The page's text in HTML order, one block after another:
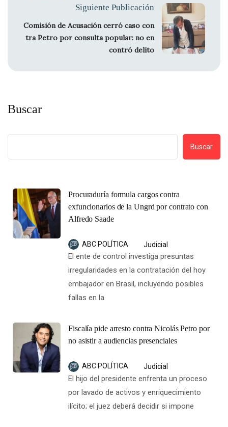
Siguiente Publicación
Comisión de Acusación cerró caso con
tra Petro por consulta popular: no en
contró delito
Buscar
Buscar
Procuraduría formula cargos contra
exfuncionarios de la Ungrd por contrato con
Alfredo Saade
ABC POLÍTICA Judicial
El ente de control investiga presuntas
irregularidades en la contratación del hoy
embajador en Brasil, incluyendo posibles
fallas en la
Fiscalía pide arresto contra Nicolás Petro por
no asistir a audiencias presenciales
ABC POLÍTICA Judicial
El hijo del presidente enfrenta un proceso
por lavado de activos y enriquecimiento
ilícito; el juez deberá decidir si impone